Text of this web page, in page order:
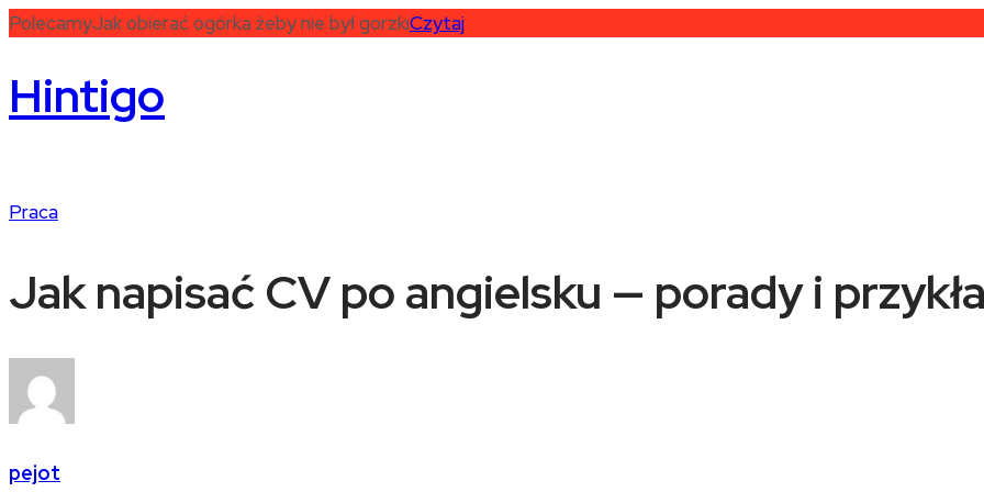
PolecamyJak obierać ogórka żeby nie był gorzkiCzytaj
Hintigo
Praca
Jak napisać CV po angielsku — porady i
pejot